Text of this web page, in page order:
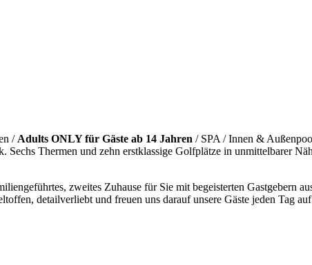
/ Adults ONLY für Gäste ab 14 Jahren / SPA / Innen &
Thermen und zehn erstklassige Golfplätze in unmittelbarer
zweites Zuhause für Sie mit begeisterten Gastgebern
detailverliebt und freuen uns darauf unsere Gäste jeden Tag